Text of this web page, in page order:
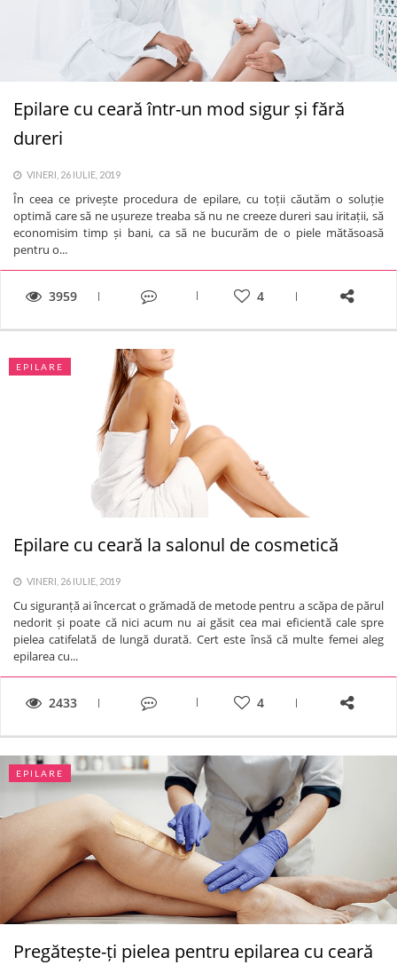
Epilare cu ceară într-un mod sigur și fără
dureri
VINERI, 26 IULIE, 2019
În ceea ce privește procedura de epilare, cu toții căutăm o soluție
optimă care să ne ușureze treaba să nu ne creeze dureri sau iritații, să
economisim timp și bani, ca să ne bucurăm de o piele mătăsoasă
pentru o...
3959 4
EPILARE
Epilare cu ceară la salonul de cosmetică
VINERI, 26 IULIE, 2019
Cu siguranță ai încercat o grămadă de metode pentru a scăpa de părul
nedorit și poate că nici acum nu ai găsit cea mai eficientă cale spre
pielea catifelată de lungă durată. Cert este însă că multe femei aleg
epilarea cu...
2433 4
EPILARE
Pregătește-ți pielea pentru epilarea cu ceară